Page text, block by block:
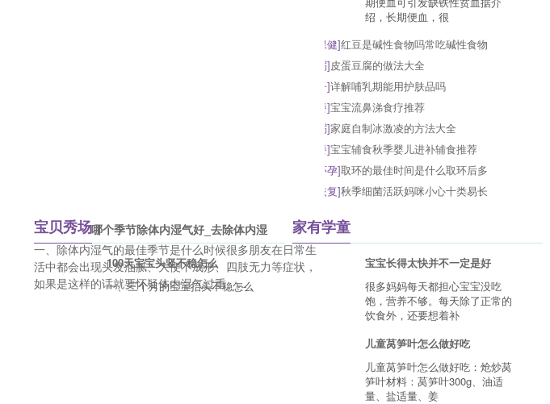
哪个季节除体内湿气好_去除体内湿
一、除体内湿气的最佳季节是什么时候很多朋友在日常生
活中都会出现头发油腻、大便不成形、四肢无力等症状，
如果是这样的话就要怀疑体内湿气过重。...
绍，长期便血，很
生活保健]红豆是碱性食物吗常吃碱性食物
辅食粥]皮蛋豆腐的做法大全
坐月子]详解哺乳期能用护肤品吗
月子餐]宝宝流鼻涕食疗推荐
辅食粥]家庭自制冰激凌的方法大全
月子餐]宝宝辅食秋季婴儿进补辅食推荐
快速怀孕]取环的最佳时间是什么取环后多
产后恢复]秋季细菌活跃妈咪小心十类易长
宝贝秀场
100天宝宝头竖不稳怎么
一、三个月的宝宝抬头不稳怎么
家有学童
宝宝长得太快并不一定是好
很多妈妈每天都担心宝宝没吃
饱，营养不够。每天除了正常的
饮食外，还要想着补
儿童莴笋叶怎么做好吃
儿童莴笋叶怎么做好吃：炝炒莴
笋叶材料：莴笋叶300g、油适
量、盐适量、姜